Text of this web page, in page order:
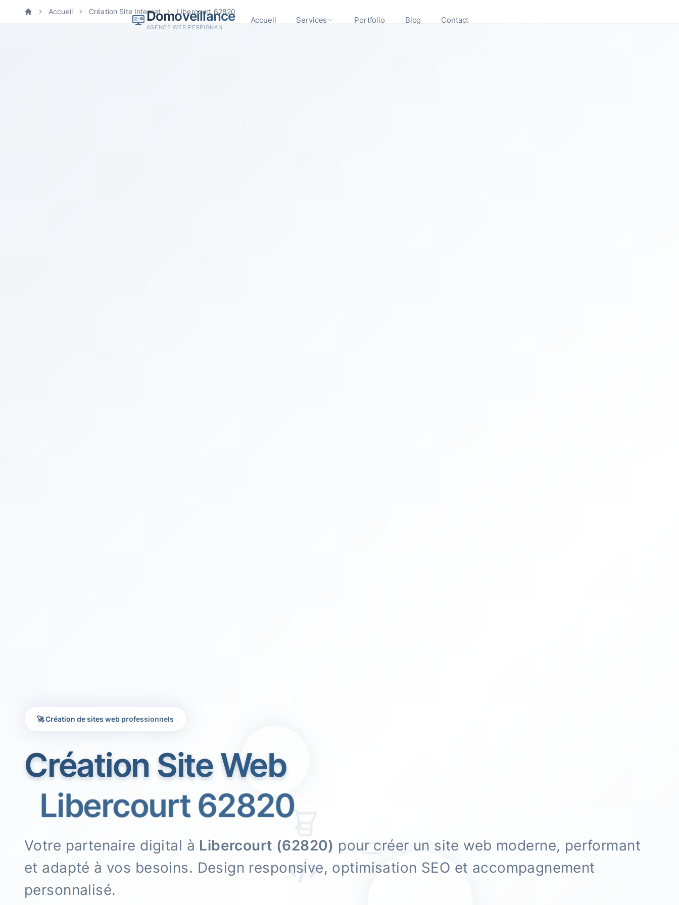
Domoveillance
AGENCE WEB PERPIGNAN
Accueil Services Portfolio Blog Contact
Accueil Création Site Internet Libercourt 62820
🚀 Création de sites web professionnels
Création Site Web
Libercourt 62820
Votre partenaire digital à Libercourt (62820) pour créer un site web moderne, performant
et adapté à vos besoins. Design responsive, optimisation SEO et accompagnement
personnalisé.